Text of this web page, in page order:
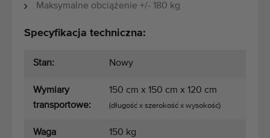
Maksymalne obciążenie +/- 180 kg
Specyfikacja techniczna:
Stan: Nowy
Wymiary
transportowe:
150 cm x 150 cm x 120 cm
(długość x szerokość x wysokość)
Waga
150 kg